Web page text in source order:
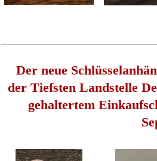
Der neue
der Tiefsten Landstelle
gehaltertem